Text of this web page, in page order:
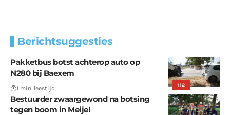
Berichtsuggesties
112
Pakketbus botst achterop auto op
N280 bij Baexem
1 min. leestijd
Bestuurder zwaargewond na botsing
tegen boom in Meijel